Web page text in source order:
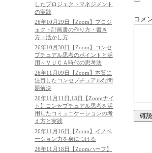
したプロジェクトマネジメント
の実践
26年10月29日【Zoom】プロジ
ェクト計画書の作り方・書き
方・活かし方
26年10月30日【Zoom】コンセ
プチュアル思考のポイントと活
用～ＶＵＣＡ時代の思考法
26年11月09日【Zoom】本質に
注目したコンセプチュアルな問
題解決
26年11月11日,13日【Zoomナイ
ト】コンセプチュアル思考を活
用したコミュニケーションの考
え方と実践
26年11月16日【Zoom】イノベ
ーション力を身につける
26年11月18日【Zoomハーフ】
コメ